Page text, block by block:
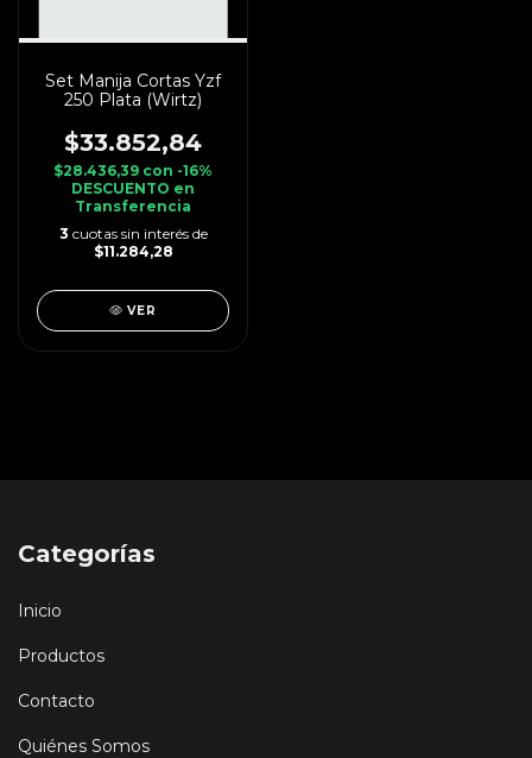
Set Manija Cortas Yzf
250 Plata (Wirtz)
$33.852,84
$28.436,39 con -16%
DESCUENTO en
Transferencia
3 cuotas sin interés de
$11.284,28
VER
Categorías
Inicio
Productos
Contacto
Quiénes Somos